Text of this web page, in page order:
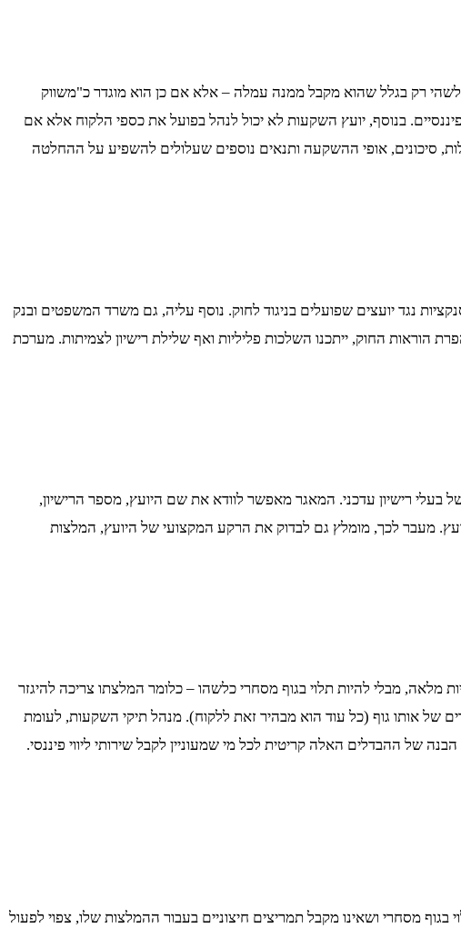
כלשהי רק בגלל שהוא מקבל ממנה עמלה – אלא אם כן הוא מוגדר כ"משווק
בנוסף, יועץ השקעות לא יכול לנהל בפועל את כספי הלקוח אלא אם
סיכונים, אופי ההשקעה ותנאים נוספים שעלולים להשפיע על ההחלטה
נגד יועצים שפועלים בניגוד לחוק. נוסף עליה, גם משרד המשפטים ובנק
הוראות החוק, ייתכנו השלכות פליליות ואף שלילת רישיון לצמיתות. מערכת
בעלי רישיון עדכני. המאגר מאפשר לוודא את שם היועץ, מספר הרישיון,
מעבר לכך, מומלץ גם לבדוק את הרקע המקצועי של היועץ, המלצות
מלאה, מבלי להיות תלוי בגוף מסחרי כלשהו – כלומר המלצתו צריכה להיגזר
של אותו גוף (כל עוד הוא מבהיר זאת ללקוח). מנהל תיקי השקעות, לעומת
ההבדלים האלה קריטית לכל מי שמעוניין לקבל שירותי ליווי פיננסי.
בגוף מסחרי ושאינו מקבל תמריצים חיצוניים בעבור ההמלצות שלו, צפוי לפעול